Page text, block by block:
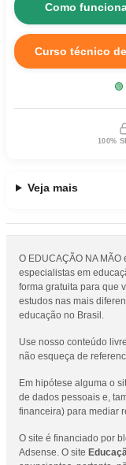
Como
Curso técnico
100%
Veja mais
O EDUCAÇÃO NA
especialistas em
forma gratuita para que
estudos nas mais
educação no Brasil.
Use nosso conteúdo
não esqueça de
Em hipótese alguma o
de dados pessoais e,
financeira) para mediar
O site é financiado por
Adsense. O site